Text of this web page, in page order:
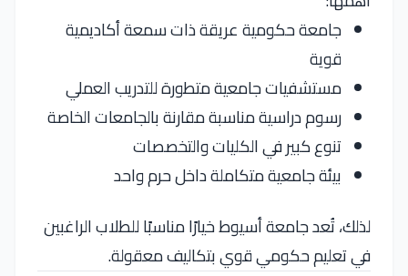
جامعة حكومية عريقة ذات سمعة أكاديمية
قوية
مستشفيات جامعية متطورة للتدريب العملي
رسوم دراسية مناسبة مقارنة بالجامعات الخاصة
تنوع كبير في الكليات والتخصصات
بيئة جامعية متكاملة داخل حرم واحد
لذلك، تُعد جامعة أسيوط خيارًا مناسبًا للطلاب الراغبين
في تعليم حكومي قوي بتكاليف معقولة.